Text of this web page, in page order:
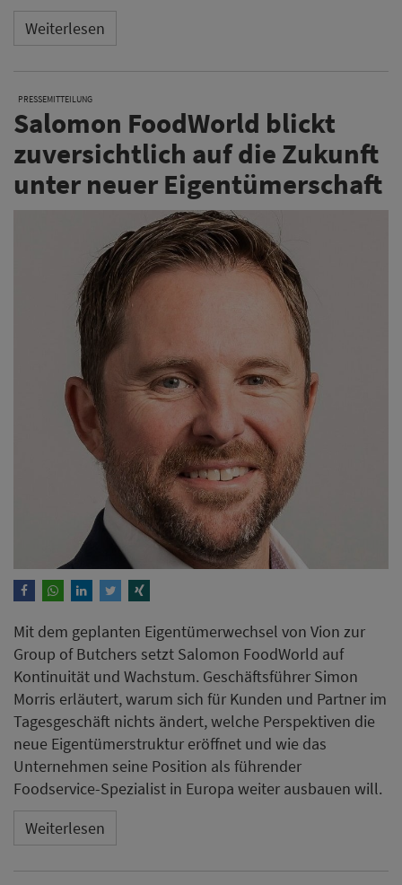
Weiterlesen
PRESSEMITTEILUNG
Salomon FoodWorld blickt
zuversichtlich auf die Zukunft
unter neuer Eigentümerschaft
Mit dem geplanten Eigentümerwechsel von Vion zur
Group of Butchers setzt Salomon FoodWorld auf
Kontinuität und Wachstum. Geschäftsführer Simon
Morris erläutert, warum sich für Kunden und Partner im
Tagesgeschäft nichts ändert, welche Perspektiven die
neue Eigentümerstruktur eröffnet und wie das
Unternehmen seine Position als führender
Foodservice-Spezialist in Europa weiter ausbauen will.
Weiterlesen